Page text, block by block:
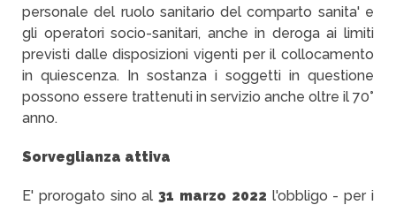
personale del ruolo sanitario del comparto sanita' e
gli operatori socio-sanitari, anche in deroga ai limiti
previsti dalle disposizioni vigenti per il collocamento
in quiescenza. In sostanza i soggetti in questione
possono essere trattenuti in servizio anche oltre il 70°
anno.
Sorveglianza attiva
E' prorogato sino al31 marzo 2022 l'obbligo - per i